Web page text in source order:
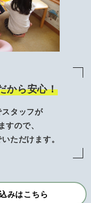
から安心！
タッフが
ので、
ただけます。
みはこちら